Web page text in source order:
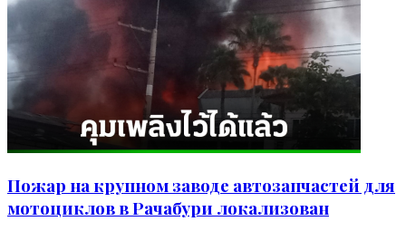
Пожар на крупном заводе автозапчастей для
мотоциклов в Рачабури локализован